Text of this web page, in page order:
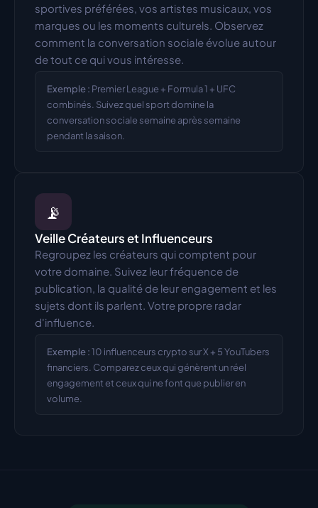
sportives préférées, vos artistes musicaux, vos
marques ou les moments culturels. Observez
comment la conversation sociale évolue autour
de tout ce qui vous intéresse.
Exemple : Premier League + Formula 1 + UFC
combinés. Suivez quel sport domine la
conversation sociale semaine après semaine
pendant la saison.
📡
Veille Créateurs et Influenceurs
Regroupez les créateurs qui comptent pour
votre domaine. Suivez leur fréquence de
publication, la qualité de leur engagement et les
sujets dont ils parlent. Votre propre radar
d'influence.
Exemple :10 influenceurs crypto sur X + 5 YouTubers
financiers. Comparez ceux qui génèrent un réel
engagement et ceux qui ne font que publier en
volume.